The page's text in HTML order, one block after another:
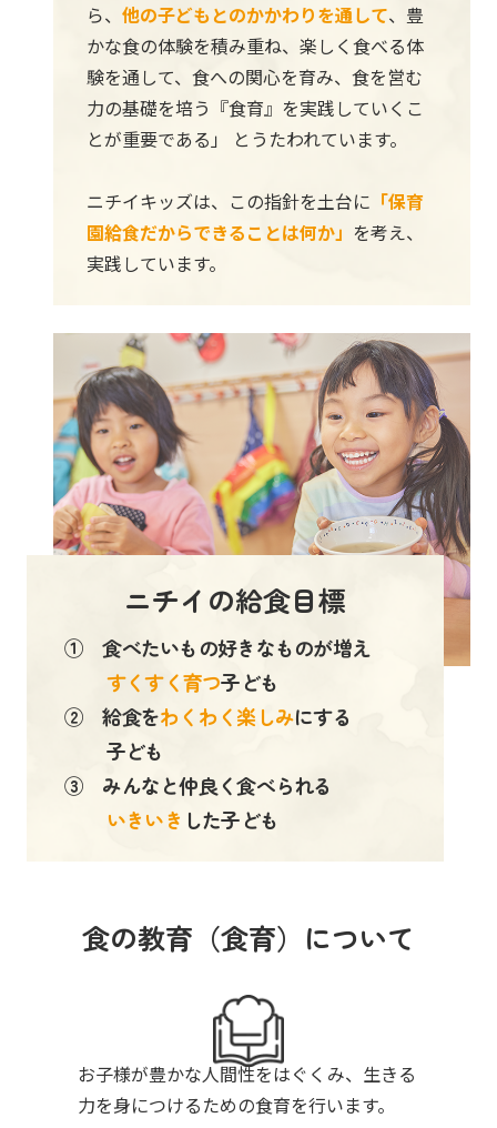
ら、 他の子どもとのかかわりを通して、豊
かな食の体験を積み重ね、楽しく食べる体
験を通して、食への関心を育み、食を営む
力の基礎を培う『食育』を実践していくこ
とが重要である」 とうたわれています。
ニチイキッズは、この指針を土台に 「保育
園給食だからできることは何か」 を考え、
実践しています。
ニチイの給食目標
① 食べたいもの好きなものが増え
すくすく育つ子ども
② 給食をわくわく楽しみにする
子ども
③ みんなと仲良く食べられる
いきいき した子ども
食の教育（食育）について
お子様が豊かな人間性をはぐくみ、生きる
力を身につけるための食育を行います。